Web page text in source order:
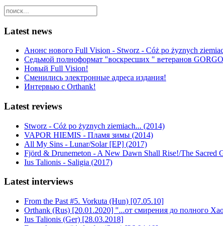
Latest news
Анонс нового Full Vision - Stworz - Cóż po żyznych
Седьмой полноформат "воскресших " ветеранов
Новый Full Vision!
Сменились электронные адреса издания!
Интервью с Orthank!
Latest reviews
Stworz - Cóż po żyznych ziemiach... (2014)
VAPOR HIEMIS - Пламя зимы (2014)
All My Sins - Lunar/Solar [EP] (2017)
Fjörd & Drunemeton - A New Dawn Shall Rise!/The Sacred
Ius Talionis - Saligia (2017)
Latest interviews
From the Past #5. Vorkuta (Hun) [07.05.10]
Orthank (Rus) [20.01.2020] "...от смирения до полного
Ius Talionis (Ger) [28.03.2018]